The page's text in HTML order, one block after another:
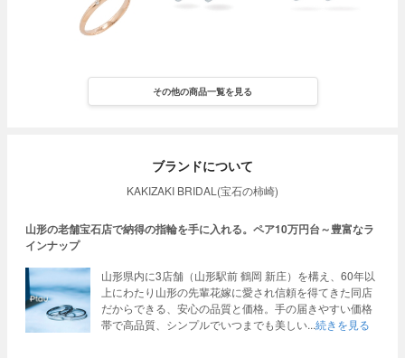
その他の商品一覧を見る
ブランドについて
KAKIZAKI BRIDAL(宝石の柿崎)
山形の老舗宝石店で納得の指輪を手に入れる。ペア10万円台～豊富なラ
インナップ
山形県内に3店舗（山形駅前 鶴岡 新庄）を構え、60年以
上にわたり山形の先輩花嫁に愛され信頼を得てきた同店
だからできる、安心の品質と価格。手の届きやすい価格
帯で高品質、シンプルでいつまでも美しい 続きを見る